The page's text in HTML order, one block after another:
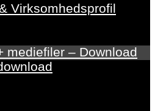
Virksomhedsprofil
mediefiler – Download